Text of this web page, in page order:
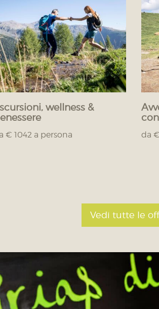
wellness &
€ 1042 a persona da
Vedi tutte le